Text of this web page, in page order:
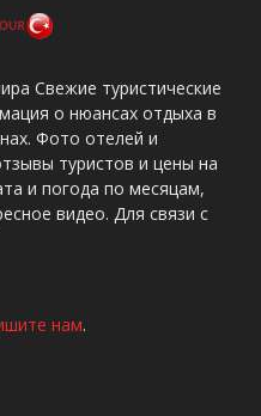
Свежие туристические
о нюансах отдыха в
Фото отелей и
туристов и цены на
и погода по месяцам,
видео. Для связи с
нам.